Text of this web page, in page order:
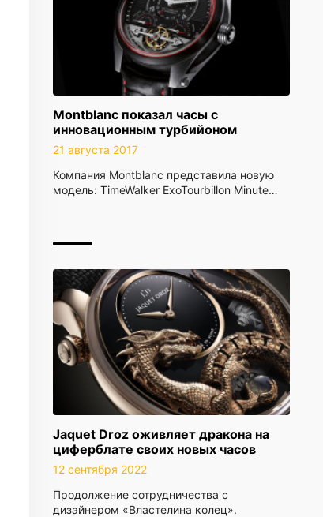
Montblanc показал часы с
инновационным турбийоном
21 августа 2017
Компания Montblanc представила новую
модель: TimeWalker ExoTourbillon Minute…
Jaquet Droz оживляет дракона на
циферблате своих новых часов
12 сентября 2022
Продолжение сотрудничества с
дизайнером «Властелина колец».